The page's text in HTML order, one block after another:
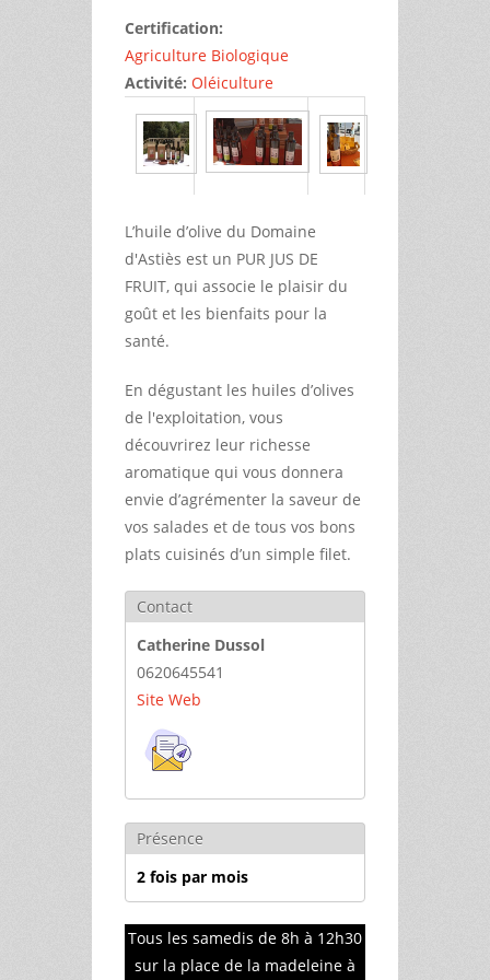
Certification:
Agriculture Biologique
Activité: Oléiculture
L’huile d’olive du Domaine
d'Astiès est un PUR JUS DE
FRUIT, qui associe le plaisir du
goût et les bienfaits pour la
santé.
En dégustant les huiles d’olives
de l'exploitation, vous
découvrirez leur richesse
aromatique qui vous donnera
envie d’agrémenter la saveur de
vos salades et de tous vos bons
plats cuisinés d’un simple filet.
Contact
Catherine Dussol
0620645541
Site Web
Présence
2 fois par mois
Tous les samedis de 8h à 12h30
sur la place de la madeleine à